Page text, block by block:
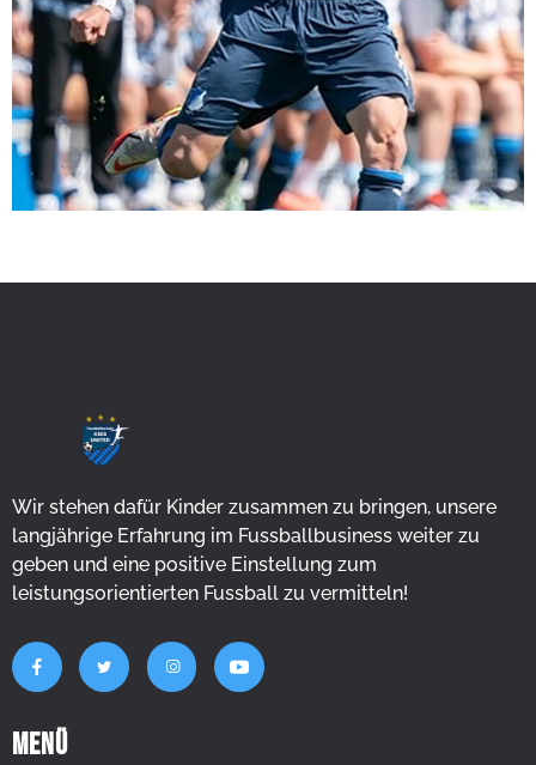
Wir stehen dafür Kinder zusammen zu bringen, unsere
langjährige Erfahrung im Fussballbusiness weiter zu
geben und eine positive Einstellung zum
leistungsorientierten Fussball zu vermitteln!
MENÜ